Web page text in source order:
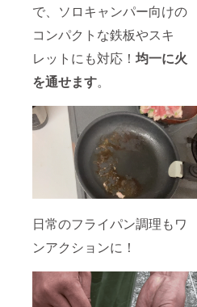
で、ソロキャンパー向けの
コンパクトな鉄板やスキ
レットにも対応！ 均一に火
を通せます。
日常のフライパン調理もワ
ンアクションに！